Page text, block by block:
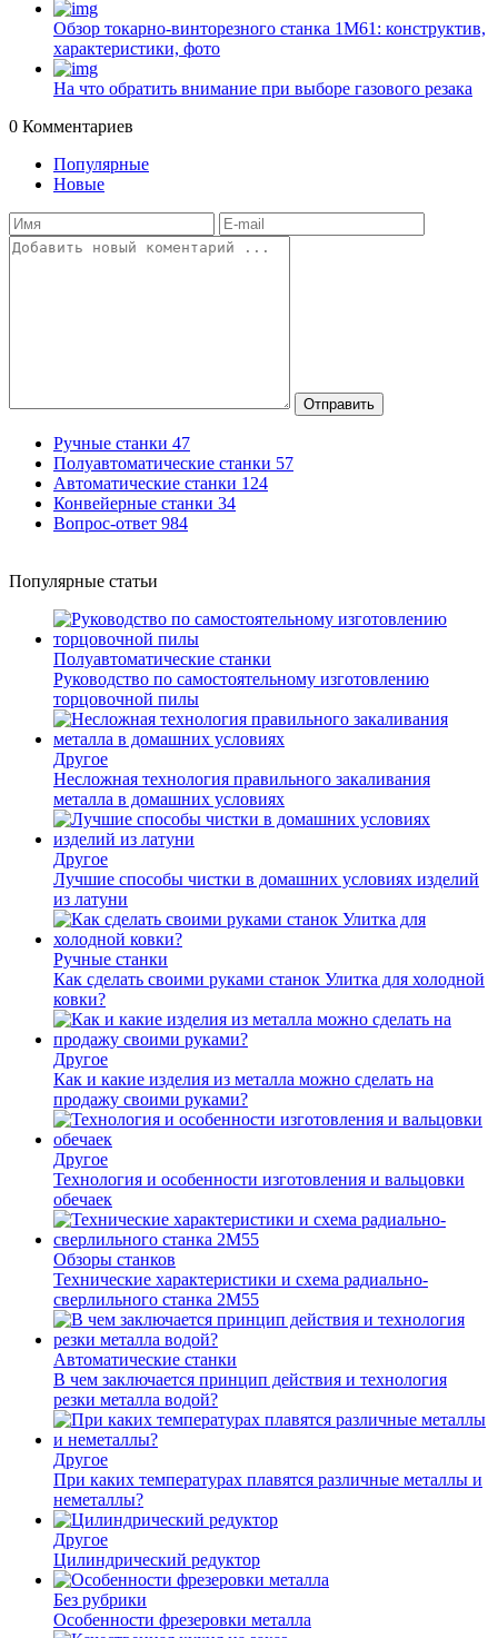
Обзор токарно-винторезного станка 1М61: конструктив,
характеристики, фото
На что обратить внимание при выборе газового резака
0 Комментариев
Популярные
Новые
Отправить
Ручные станки 47
Полуавтоматические станки 57
Автоматические станки 124
Конвейерные станки 34
Вопрос-ответ 984
Популярные статьи
Полуавтоматические станки
Руководство по самостоятельному изготовлению
торцовочной пилы
Другое
Несложная технология правильного закаливания
металла в домашних условиях
Другое
Лучшие способы чистки в домашних условиях изделий
из латуни
Ручные станки
Как сделать своими руками станок Улитка для холодной
ковки?
Другое
Как и какие изделия из металла можно сделать на
продажу своими руками?
Другое
Технология и особенности изготовления и вальцовки
обечаек
Обзоры станков
Технические характеристики и схема радиально-
сверлильного станка 2М55
Автоматические станки
В чем заключается принцип действия и технология
резки металла водой?
Другое
При каких температурах плавятся различные металлы и
неметаллы?
Другое
Цилиндрический редуктор
Без рубрики
Особенности фрезеровки металла